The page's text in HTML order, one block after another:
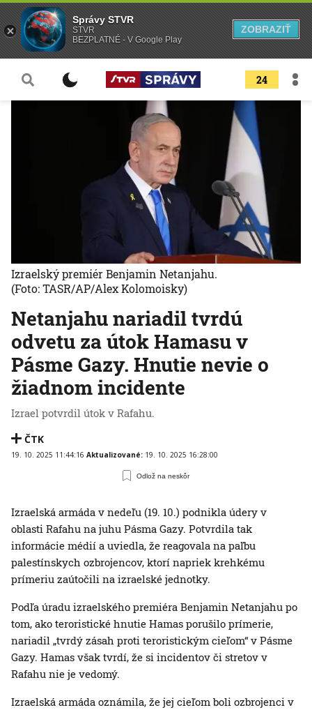
24
Netanjahu nariadil tvrdú
odvetu za útok Hamasu v
Pásme Gazy. Hnutie nevie o
žiadnom incidente
Izrael potvrdil útok v Rafahu.
ČTK
19. 10. 2025 11:44:16 Aktualizované: 19. 10. 2025 16:28:00
Odlož na neskôr
Izraelský premiér Benjamin Netanjahu.
(Foto: TASR/AP/Alex Kolomoisky)
Izraelská armáda v nedeľu (19. 10.) podnikla údery v
oblasti Rafahu na juhu Pásma Gazy. Potvrdila tak
informácie médií a uviedla, že reagovala na paľbu
palestínskych ozbrojencov, ktorí napriek krehkému
prímeriu zaútočili na izraelské jednotky.
Podľa úradu izraelského premiéra Benjamin Netanjahu po
tom, ako teroristické hnutie Hamas porušilo prímerie,
nariadil „tvrdý zásah proti teroristickým cieľom“ v Pásme
Gazy. Hamas však tvrdí, že si incidentov či stretov v
Rafahu nie je vedomý.
Izraelská armáda oznámila, že jej cieľom boli ozbrojenci v
Správy STVR
STVR
BEZPLATNÉ - V Google Play
ZOBRAZIŤ